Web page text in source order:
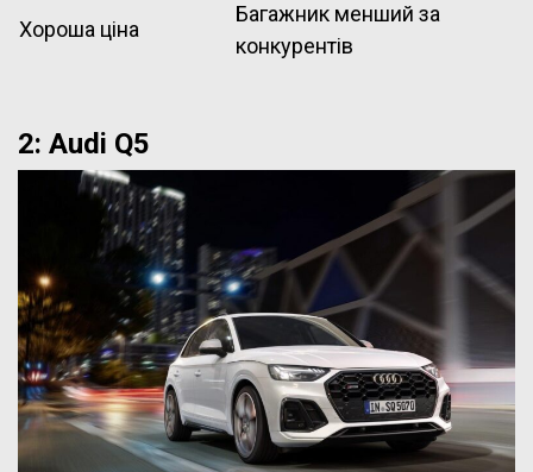
Хороша ціна
Багажник менший за
конкурентів
2: Audi Q5